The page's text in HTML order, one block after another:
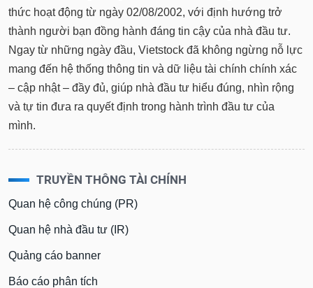
thức hoạt động từ ngày 02/08/2002, với định hướng trở
thành người bạn đồng hành đáng tin cậy của nhà đầu tư.
Ngay từ những ngày đầu, Vietstock đã không ngừng nỗ lực
mang đến hệ thống thông tin và dữ liệu tài chính chính xác
– cập nhật – đầy đủ, giúp nhà đầu tư hiểu đúng, nhìn rộng
và tự tin đưa ra quyết định trong hành trình đầu tư của
mình.
TRUYỀN THÔNG TÀI CHÍNH
Quan hệ công chúng (PR)
Quan hệ nhà đầu tư (IR)
Quảng cáo banner
Báo cáo phân tích